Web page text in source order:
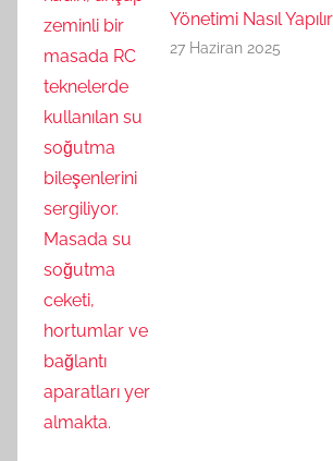
Yönetimi Nasıl
27 Haziran 2025